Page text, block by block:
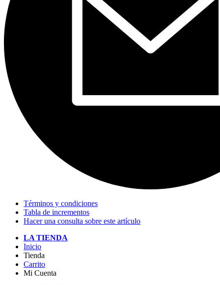
Términos y condiciones
Tabla de incrementos
Hacer una consulta sobre este artículo
LA TIENDA
Inicio
Tienda
Carrito
Mi Cuenta